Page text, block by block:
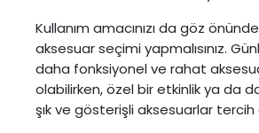
Kullanım amacınızı da göz
aksesuar seçimi yapmalısınız.
daha fonksiyonel ve rahat
olabilirken, özel bir etkinlik ya da
şık ve gösterişli aksesuarlar tercih